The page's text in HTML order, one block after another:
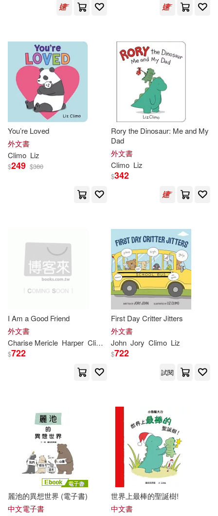
(可複選)
其他 (可複選)
現在可購買商品(21)
作者/演唱/譯/編/繪(18)
價格
You’re Loved
外文書
Climo Liz
$249 $380
Rory the Dinosaur: Me and My
Dad
外文書
Climo Liz
$342
I Am a Good Friend
外文書
Charise Mericle Harper Climo Liz
$722
First Day Critter Jitters
外文書
John Jory Climo Liz
$722
試閱
麗池的異想世界 (電子書)
中文電子書
世界上最棒的聖誕樹!
中文書